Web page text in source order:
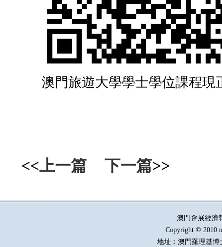
澳門旅遊大學學士學位課程現
<<上一篇 下一篇>>
澳門會展經
Copyright © 2010
地址︰澳門羅理基博